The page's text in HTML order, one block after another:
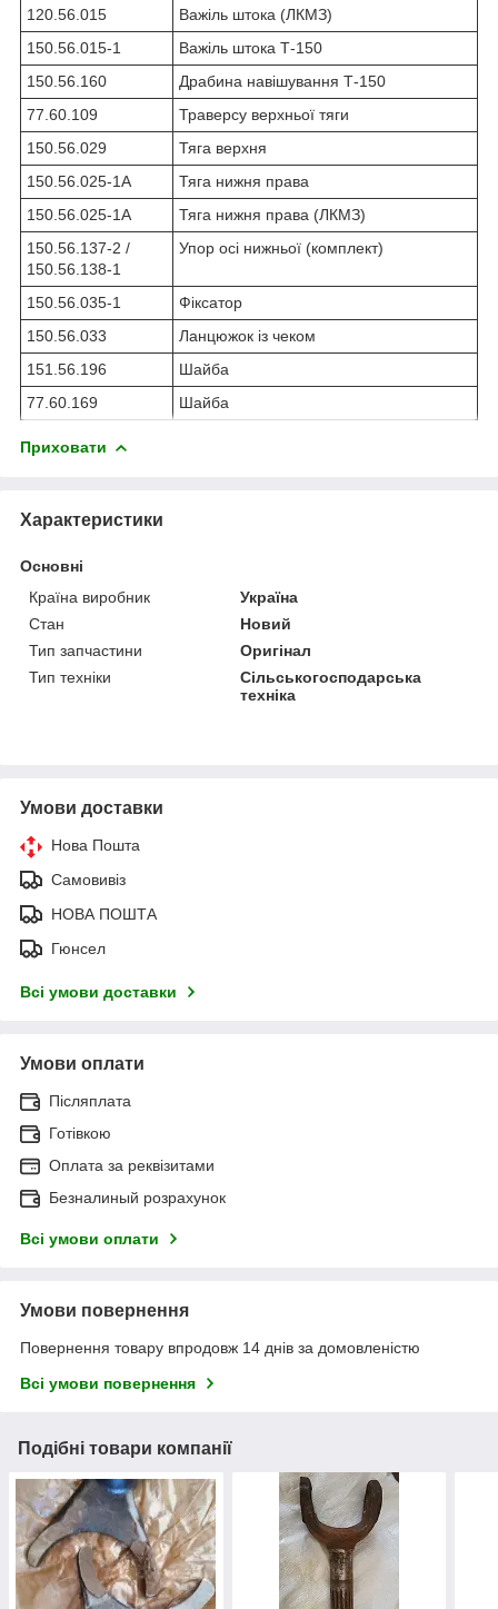
120.56.015
Важіль штока (ЛКМЗ)
150.56.015-1
Важіль штока Т-150
150.56.160
Драбина навішування Т-150
77.60.109
Траверсу верхньої тяги
150.56.029
Тяга верхня
150.56.025-1А
Тяга нижня права
150.56.025-1А
Тяга нижня права (ЛКМЗ)
150.56.137-2 /
150.56.138-1
Упор осі нижньої (комплект)
150.56.035-1
Фіксатор
150.56.033
Ланцюжок із чеком
151.56.196
Шайба
77.60.169
Шайба
Приховати
Характеристики
Основні
Країна виробник
Україна
Стан
Новий
Тип запчастини
Оригінал
Тип техніки
Сільськогосподарська
техніка
Умови доставки
Нова Пошта
Самовивіз
НОВА ПОШТА
Гюнсел
Всі умови доставки
Умови оплати
Післяплата
Готівкою
Оплата за реквізитами
Безналиный розрахунок
Всі умови оплати
Умови повернення
Повернення товару впродовж 14 днів за домовленістю
Всі умови повернення
Подібні товари компанії